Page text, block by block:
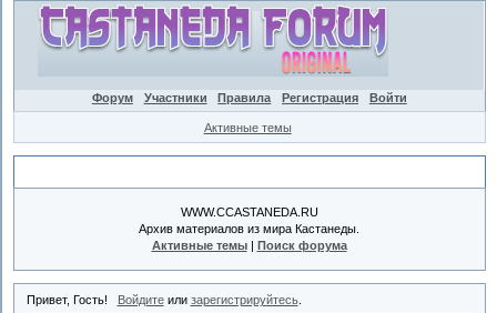
Форум Участники Правила Регистрация Войти
Активные темы
WWW.CCASTANEDA.RU
Архив материалов из мира Кастанеды.
Активные темы| Поиск форума
Привет, Гость! Войдитеили зарегистрируйтесь.